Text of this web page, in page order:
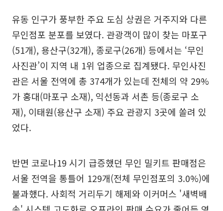
유동 인구가 풍부한 주요 도심 상권은 거주지와 다른
무인점포 분포를 보였다. 관광객이 많이 찾는 마포구
(51개), 용산구(32개), 종로구(26개) 등에서는 ‘무인
사진관’이 지역 내 1위 업종으로 집계됐다. 무인사진
관은 서울 전역에 총 374개가 있는데 전체의 약 29%
가 홍대(마포구 소재), 익선동과 서촌 등(종로구 소
재), 이태원(용산구 소재) 주요 관광지 3곳에 쏠려 있
었다.
반면 코로나19 시기 급증했던 무인 밀키트 판매점은
서울 전역을 통틀어 129개(전체 무인점포의 3.0%)에
불과했다. 사회적 거리두기 해제와 이커머스 '새벽배